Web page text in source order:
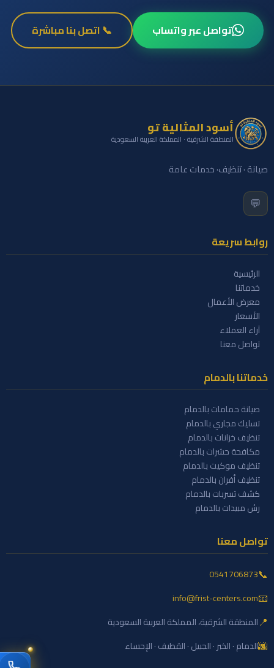
تواصل عبر واتساب 📞 اتصل بنا مباشرة
أسود المثالية تو
المنطقة الشرقية · المملكة العربية السعودية
صيانة · تنظيف· خدمات عامة
💬
روابط سريعة
الرئيسية
خدماتنا
معرض الأعمال
الأسعار
آراء العملاء
تواصل معنا
خدماتنا بالدمام
صيانة حمامات بالدمام
تسليك مجاري بالدمام
تنظيف خزانات بالدمام
مكافحة حشرات بالدمام
تنظيف موكيت بالدمام
تنظيف أفران بالدمام
كشف تسربات بالدمام
رش مبيدات بالدمام
تواصل معنا
📞
0541706873
📧
info@frist-centers.com
📍المنطقة الشرقية، المملكة العربية السعودية
🌆الدمام · الخبر · الجبيل · القطيف · الإحساء